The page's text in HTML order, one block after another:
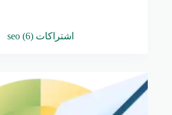
اشتراكات seo(6)